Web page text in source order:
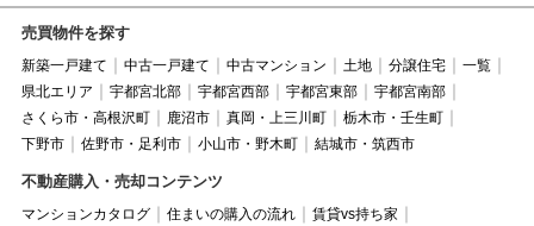
売買物件を探す
新築一戸建て 中古一戸建て 中古マンション 土地 分譲住宅
一覧
県北エリア
宇都宮北部 宇都宮西部 宇都宮東部
宇都宮南部
さくら市・高根沢町
鹿沼市 真岡・上三川町
栃木市・壬生町
下野市
佐野市・足利市 小山市・野木町 結城市・筑西市
不動産購入・売却コンテンツ
マンションカタログ 住まいの購入の流れ
賃貸vs持ち家